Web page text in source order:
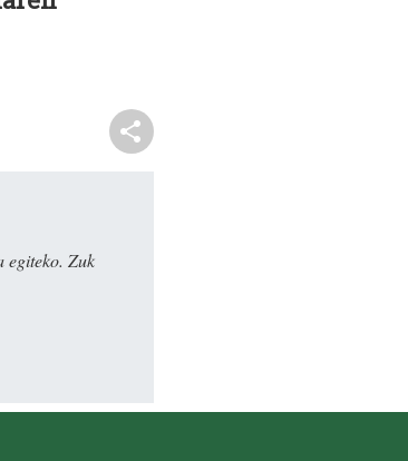
egiteko. Zuk